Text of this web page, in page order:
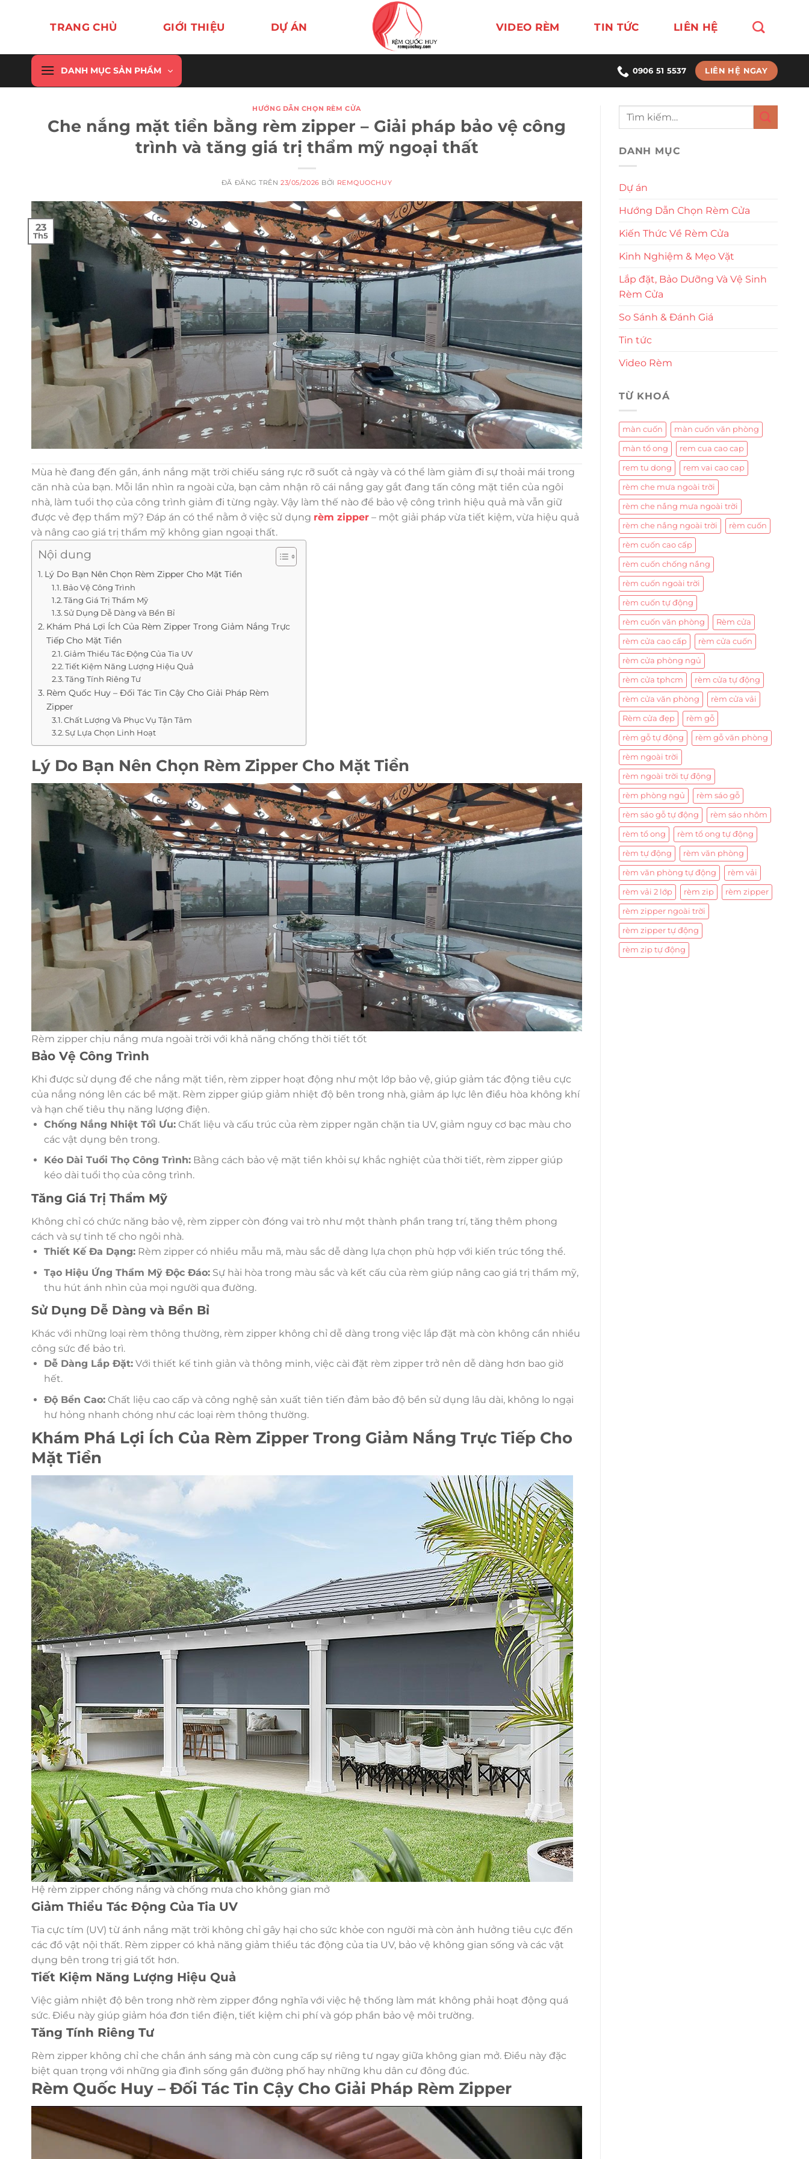
dung
TRANG CHỦ GIỚI THIỆU DỰ ÁN VIDEO RÈM TIN TỨC LIÊN HỆ
DANH MỤC SẢN PHẨM 0906 51 5537 LIÊN HỆ NGAY
HƯỚNG DẪN CHỌN RÈM CỬA
Che nắng mặt tiền bằng rèm zipper – Giải pháp bảo vệ công
trình và tăng giá trị thẩm mỹ ngoại thất
ĐÃ ĐĂNG TRÊN23/05/2026 BỞI REMQUOCHUY
23
Th5
Mùa hè đang đến gần, ánh nắng mặt trời chiếu sáng rực rỡ suốt cả ngày và có thể làm giảm đi sự thoải mái trong
căn nhà của bạn. Mỗi lần nhìn ra ngoài cửa, bạn cảm nhận rõ cái nắng gay gắt đang tấn công mặt tiền của ngôi
nhà, làm tuổi thọ của công trình giảm đi từng ngày. Vậy làm thế nào để bảo vệ công trình hiệu quả mà vẫn giữ
được vẻ đẹp thẩm mỹ? Đáp án có thể nằm ở việc sử dụng rèm zipper – một giải pháp vừa tiết kiệm, vừa hiệu quả
và nâng cao giá trị thẩm mỹ không gian ngoại thất.
Nội dung
Lý Do Bạn Nên Chọn Rèm Zipper Cho Mặt Tiền
Bảo Vệ Công Trình
Tăng Giá Trị Thẩm Mỹ
Sử Dụng Dễ Dàng và Bền Bỉ
Khám Phá Lợi Ích Của Rèm Zipper Trong Giảm Nắng Trực
Tiếp Cho Mặt Tiền
Giảm Thiểu Tác Động Của Tia UV
Tiết Kiệm Năng Lượng Hiệu Quả
Tăng Tính Riêng Tư
Rèm Quốc Huy – Đối Tác Tin Cậy Cho Giải Pháp Rèm
Zipper
Chất Lượng Và Phục Vụ Tận Tâm
Sự Lựa Chọn Linh Hoạt
Lý Do Bạn Nên Chọn Rèm Zipper Cho Mặt Tiền
Rèm zipper chịu nắng mưa ngoài trời với khả năng chống thời tiết tốt
Bảo Vệ Công Trình
Khi được sử dụng để che nắng mặt tiền, rèm zipper hoạt động như một lớp bảo vệ, giúp giảm tác động tiêu cực
của nắng nóng lên các bề mặt. Rèm zipper giúp giảm nhiệt độ bên trong nhà, giảm áp lực lên điều hòa không khí
và hạn chế tiêu thụ năng lượng điện.
Chống Nắng Nhiệt Tối Ưu:Chất liệu và cấu trúc của rèm zipper ngăn chặn tia UV, giảm nguy cơ bạc màu cho
các vật dụng bên trong.
Kéo Dài Tuổi Thọ Công Trình:Bằng cách bảo vệ mặt tiền khỏi sự khắc nghiệt của thời tiết, rèm zipper giúp
kéo dài tuổi thọ của công trình.
Tăng Giá Trị Thẩm Mỹ
Không chỉ có chức năng bảo vệ, rèm zipper còn đóng vai trò như một thành phần trang trí, tăng thêm phong
cách và sự tinh tế cho ngôi nhà.
Thiết Kế Đa Dạng:Rèm zipper có nhiều mẫu mã, màu sắc dễ dàng lựa chọn phù hợp với kiến trúc tổng thể.
Tạo Hiệu Ứng Thẩm Mỹ Độc Đáo:Sự hài hòa trong màu sắc và kết cấu của rèm giúp nâng cao giá trị thẩm mỹ,
thu hút ánh nhìn của mọi người qua đường.
Sử Dụng Dễ Dàng và Bền Bỉ
Khác với những loại rèm thông thường, rèm zipper không chỉ dễ dàng trong việc lắp đặt mà còn không cần nhiều
công sức để bảo trì.
Dễ Dàng Lắp Đặt:Với thiết kế tinh giản và thông minh, việc cài đặt rèm zipper trở nên dễ dàng hơn bao giờ
hết.
Độ Bền Cao:Chất liệu cao cấp và công nghệ sản xuất tiên tiến đảm bảo độ bền sử dụng lâu dài, không lo ngại
hư hỏng nhanh chóng như các loại rèm thông thường.
Khám Phá Lợi Ích Của Rèm Zipper Trong Giảm Nắng Trực Tiếp Cho
Mặt Tiền
Hệ rèm zipper chống nắng và chống mưa cho không gian mở
Giảm Thiểu Tác Động Của Tia UV
Tia cực tím (UV) từ ánh nắng mặt trời không chỉ gây hại cho sức khỏe con người mà còn ảnh hưởng tiêu cực đến
các đồ vật nội thất. Rèm zipper có khả năng giảm thiểu tác động của tia UV, bảo vệ không gian sống và các vật
dụng bên trong trị giá tốt hơn.
Tiết Kiệm Năng Lượng Hiệu Quả
Việc giảm nhiệt độ bên trong nhờ rèm zipper đồng nghĩa với việc hệ thống làm mát không phải hoạt động quá
sức. Điều này giúp giảm hóa đơn tiền điện, tiết kiệm chi phí và góp phần bảo vệ môi trường.
Tăng Tính Riêng Tư
Rèm zipper không chỉ che chắn ánh sáng mà còn cung cấp sự riêng tư ngay giữa không gian mở. Điều này đặc
biệt quan trọng với những gia đình sống gần đường phố hay những khu dân cư đông đúc.
Rèm Quốc Huy – Đối Tác Tin Cậy Cho Giải Pháp Rèm Zipper
DANH MỤC
Dự án
Hướng Dẫn Chọn Rèm Cửa
Kiến Thức Về Rèm Cửa
Kinh Nghiệm & Mẹo Vặt
Lắp đặt, Bảo Dưỡng Và Vệ Sinh
Rèm Cửa
So Sánh & Đánh Giá
Tin tức
Video Rèm
TỪ KHOÁ
màn cuốn màn cuốn văn phòng
màn tổ ong rem cua cao cap
rem tu dong rem vai cao cap
rèm che mưa ngoài trời
rèm che nắng mưa ngoài trời
rèm che nắng ngoài trời rèm cuốn
rèm cuốn cao cấp
rèm cuốn chống nắng
rèm cuốn ngoài trời
rèm cuốn tự động
rèm cuốn văn phòng Rèm cửa
rèm cửa cao cấp rèm cửa cuốn
rèm cửa phòng ngủ
rèm cửa tphcm rèm cửa tự động
rèm cửa văn phòng rèm cửa vải
Rèm cửa đẹp rèm gỗ
rèm gỗ tự động rèm gỗ văn phòng
rèm ngoài trời
rèm ngoài trời tự động
rèm phòng ngủ rèm sáo gỗ
rèm sáo gỗ tự động rèm sáo nhôm
rèm tổ ong rèm tổ ong tự động
rèm tự động rèm văn phòng
rèm văn phòng tự động rèm vải
rèm vải 2 lớp rèm zip rèm zipper
rèm zipper ngoài trời
rèm zipper tự động
rèm zip tự động